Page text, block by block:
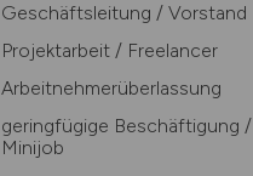
Geschäftsleitung / Vorstand
Projektarbeit / Freelancer
Arbeitnehmerüberlassung
geringfügige Beschäftigung /
Minijob